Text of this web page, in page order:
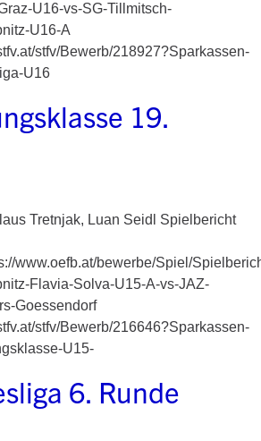
U16-vs-SG-Tillmitsch-
U16-A
stfv/Bewerb/218927?Sparkassen-
U16
19.
Tretnjak, Luan Seidl Spielbericht
www.oefb.at/bewerbe/Spiel/
Flavia-Solva-U15-A-vs-JAZ-
Goessendorf
stfv/Bewerb/216646?Sparkassen-
U15-
6. Runde